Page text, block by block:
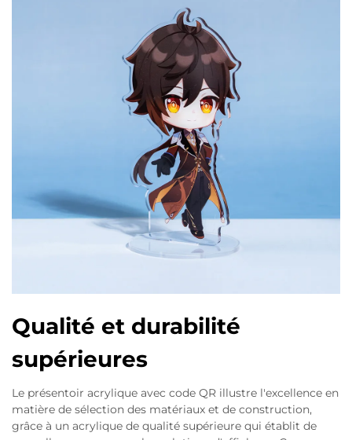
Qualité et durabilité
supérieures
Le présentoir acrylique avec code QR illustre l'excellence en
matière de sélection des matériaux et de construction,
grâce à un acrylique de qualité supérieure qui établit de